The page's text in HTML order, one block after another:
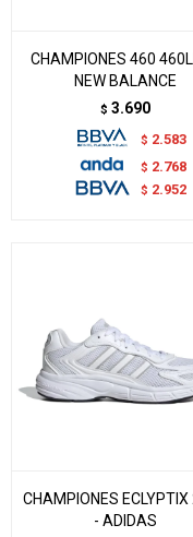
CHAMPIONES 460
NEW BALANCE
$ 3.690
$ 2.583
$ 2.768
$ 2.952
CHAMPIONES
- ADIDAS